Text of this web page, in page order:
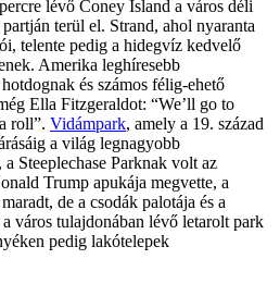
lévő Coney Island a város déli
terül el. Strand, ahol nyaranta
telente pedig a hidegvíz kedvelő
Amerika leghíresebb
és számos félig-ehető
Ella Fitzgeraldot: “We’ll go to
roll”. Vidámpark, amely a 19. század
a világ legnagyobb
Steeplechase Parknak volt az
Trump apukája megvette, a
de a csodák palotája és a
város tulajdonában lévő letarolt park
pedig lakótelepek